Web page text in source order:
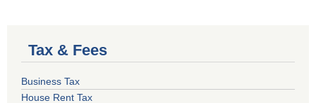
Tax & Fees
Business Tax
House Rent Tax